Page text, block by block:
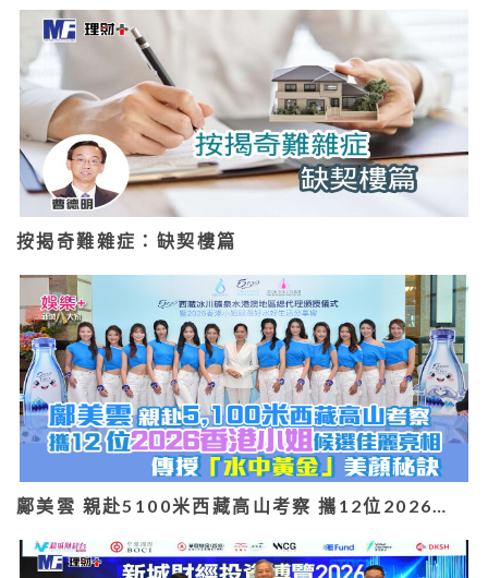
按揭奇難雜症：缺契樓篇
鄺美雲 親赴5100米西藏高山考察 攜12位2026…